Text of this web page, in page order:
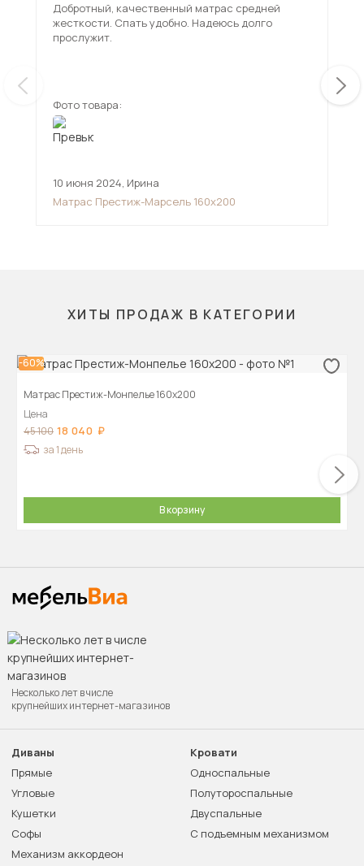
Добротный, качественный матрас средней
жесткости. Спать удобно. Надеюсь долго
прослужит.
Фото товара:
10 июня 2024, Ирина
Матрас Престиж-Марсель 160х200
ХИТЫ ПРОДАЖ В КАТЕГОРИИ
-60%
Матрас Престиж-Монпелье 160х200
Цена
45 100 18 040
за 1 день
В корзину
Несколько лет в числе
крупнейших интернет-магазинов
Диваны
Прямые
Угловые
Кушетки
Софы
Механизм аккордеон
Кровати
Односпальные
Полутороспальные
Двуспальные
С подъемным механизмом